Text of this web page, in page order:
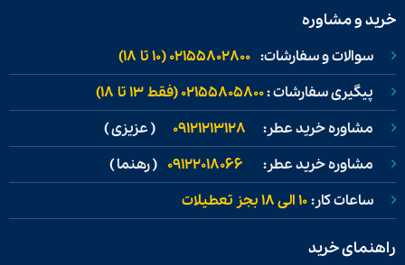
خرید و مشاوره
سوالات و سفارشات: 02155802800 (۱۰ تا ۱۸)
پیگیری سفارشات :02155805800 (فقط ۱۳ تا ۱۸)
مشاوره خرید عطر: 09121213128 ( عزیزی )
مشاوره خرید عطر: 09122018066 ( رهنما )
ساعات کار:۱۰ الی ۱۸ بجز تعطیلات
راهنمای خرید